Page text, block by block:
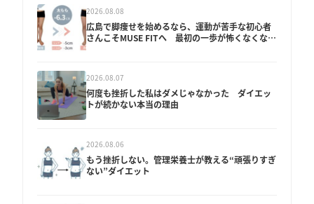
2026.08.08
広島で脚痩せを始めるなら、運動が苦手な初心者
さんこそMUSE FITへ 最初の一歩が怖くなくなる
2026.08.07
何度も挫折した私はダメじゃなかった ダイエッ
トが続かない本当の理由
2026.08.06
もう挫折しない。管理栄養士が教える“頑張りすぎ
ない”ダイエット